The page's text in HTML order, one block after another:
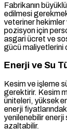
Fabrikanın
edilmesi
veteriner hekimler
pozisyon için
asgari ücret ve
gücü maliyetlerini
Enerji ve Su
Kesim ve işleme
gerektirir. Kesim
üniteleri, yüksek
enerji
yenilenebilir enerji
azaltabilir.